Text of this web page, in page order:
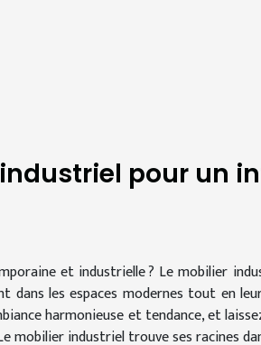
pour un
et industrielle ? Le mobilier
dans les espaces modernes tout en
harmonieuse et tendance, et
industriel trouve ses racines